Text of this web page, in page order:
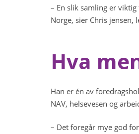
– En slik samling er
Norge, sier Chris jensen,
Hva
Han er én av
NAV, helsevesen og
– Det foregår mye god